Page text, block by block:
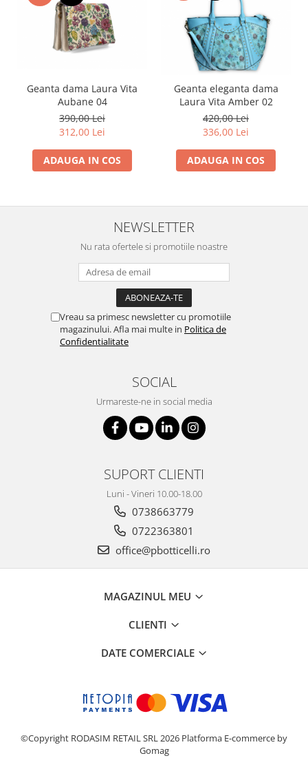
Geanta dama Laura Vita
Aubane 04
390,00 Lei
312,00 Lei
ADAUGA IN COS
Geanta eleganta dama
Laura Vita Amber 02
420,00 Lei
336,00 Lei
ADAUGA IN COS
NEWSLETTER
Nu rata ofertele si promotiile noastre
Vreau sa primesc newsletter cu promotiile
magazinului. Afla mai multe in Politica de
Confidentialitate
SOCIAL
Urmareste-ne in social media
SUPORT CLIENTI
Luni - Vineri 10.00-18.00
0738663779
0722363801
office@pbotticelli.ro
MAGAZINUL MEU
CLIENTI
DATE COMERCIALE
©Copyright RODASIM RETAIL SRL 2026 Platforma E-commerce by
Gomag